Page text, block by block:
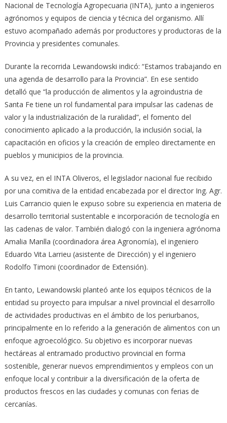
Nacional de Tecnología Agropecuaria (INTA), junto a ingenieros
agrónomos y equipos de ciencia y técnica del organismo. Allí
estuvo acompañado además por productores y productoras de la
Provincia y presidentes comunales.
Durante la recorrida Lewandowski indicó: “Estamos trabajando en
una agenda de desarrollo para la Provincia”. En ese sentido
detalló que “la producción de alimentos y la agroindustria de
Santa Fe tiene un rol fundamental para impulsar las cadenas de
valor y la industrialización de la ruralidad”, el fomento del
conocimiento aplicado a la producción, la inclusión social, la
capacitación en oficios y la creación de empleo directamente en
pueblos y municipios de la provincia.
A su vez, en el INTA Oliveros, el legislador nacional fue recibido
por una comitiva de la entidad encabezada por el director Ing. Agr.
Luis Carrancio quien le expuso sobre su experiencia en materia de
desarrollo territorial sustentable e incorporación de tecnología en
las cadenas de valor. También dialogó con la ingeniera agrónoma
Amalia Manlla (coordinadora área Agronomía), el ingeniero
Eduardo Vita Larrieu (asistente de Dirección) y el ingeniero
Rodolfo Timoni (coordinador de Extensión).
En tanto, Lewandowski planteó ante los equipos técnicos de la
entidad su proyecto para impulsar a nivel provincial el desarrollo
de actividades productivas en el ámbito de los periurbanos,
principalmente en lo referido a la generación de alimentos con un
enfoque agroecológico. Su objetivo es incorporar nuevas
hectáreas al entramado productivo provincial en forma
sostenible, generar nuevos emprendimientos y empleos con un
enfoque local y contribuir a la diversificación de la oferta de
productos frescos en las ciudades y comunas con ferias de
cercanías.